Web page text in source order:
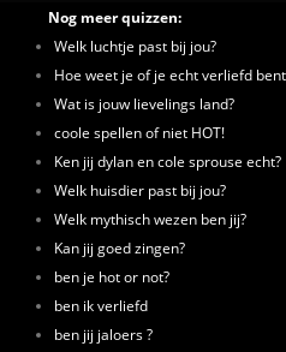
Nog meer quizzen:
Welk luchtje past bij jou?
Hoe weet je of je echt verliefd
Wat is jouw lievelings land?
coole spellen of niet HOT!
Ken jij dylan en cole sprouse echt?
Welk huisdier past bij jou?
Welk mythisch wezen ben jij?
Kan jij goed zingen?
ben je hot or not?
ben ik verliefd
ben jij jaloers ?